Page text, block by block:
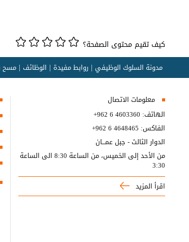
كيف تقيم محتوى الصفحة؟
مدونة السلوك الوظيفي روابط مفيدة الوظائف مسح
معلومات الاتصال
الهاتف: +962 6 4603360
الفاكس: +962 6 4648465
الدوار الثالث - جبل عمـــان
من الأحد إلى الخميس، من الساعة 8:30 الى الساعة
3:30
اقرأ المزيد